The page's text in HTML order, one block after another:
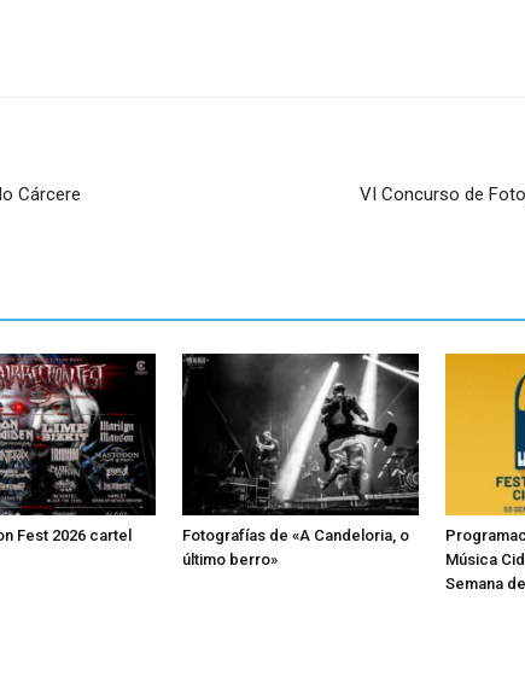
Cárcere
VI Concurso de
Fest 2026 cartel
Fotografías de «A Candeloria, o
último berro»
Música
Semana